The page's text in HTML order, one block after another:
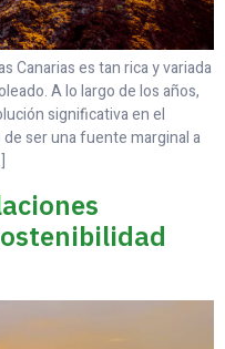
Canarias es tan rica y variada
A lo largo de los años,
significativa en el
ser una fuente marginal a